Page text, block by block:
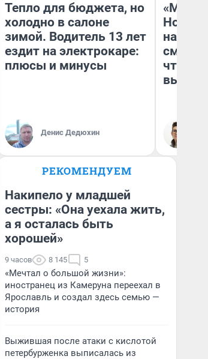
Тепло для бюджета, но
холодно в салоне
зимой. Водитель 13 лет
ездит на электрокаре:
плюсы и минусы
Денис Дедюхин
«Мы
чтобы
РЕКОМЕНДУЕМ
Накипело у младшей
сестры: «Она уехала жить,
а я осталась быть
хорошей»
9 часов 8 145 5
«Мечтал о большой жизни»:
иностранец из Камеруна переехал в
Ярославль и создал здесь семью —
история
Выжившая после атаки с кислотой
петербурженка выписалась из